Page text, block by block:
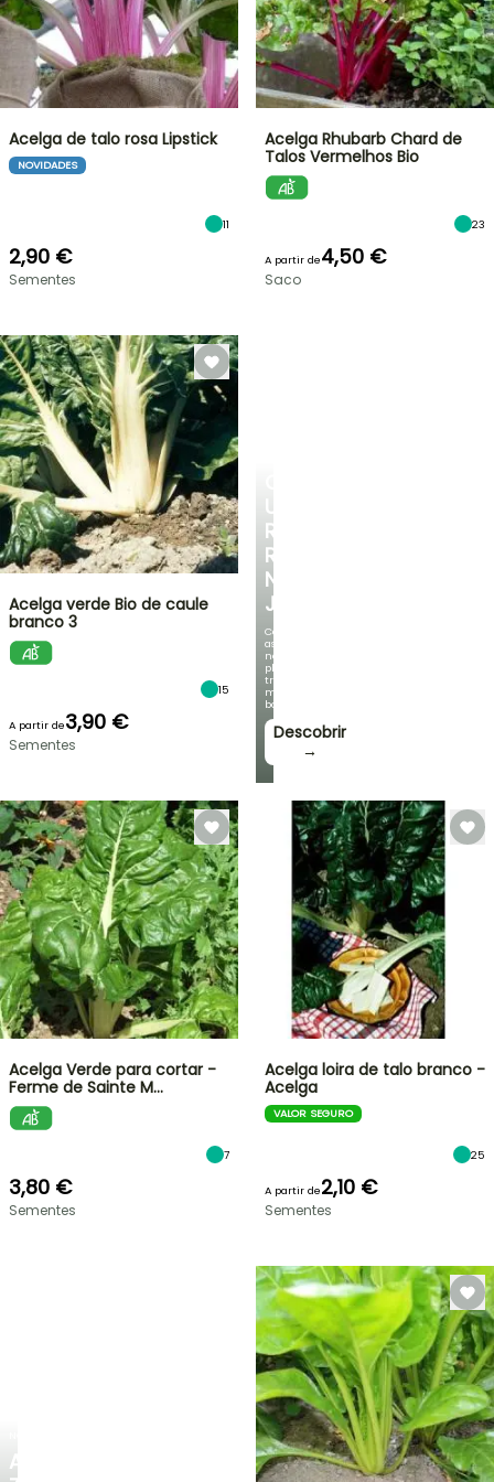
UM
RECANTO
REFRESCANTE
NO
JARDIM
Com
as
nossas
plantas
trepadeiras
mais
bonitas!
Descobrir
→
AGAPANTHUS
Acelga de talo rosa Lipstick
NOVIDADES
11
2,90 €
Sementes
Acelga Rhubarb Chard de
Talos Vermelhos Bio
23
A partir de4,50 €
Saco
Acelga verde Bio de caule
branco 3
15
A partir de3,90 €
Sementes
Acelga Verde para cortar -
Ferme de Sainte M…
7
3,80 €
Sementes
Acelga loira de talo branco -
Acelga
VALOR SEGURO
25
A partir de2,10 €
Sementes